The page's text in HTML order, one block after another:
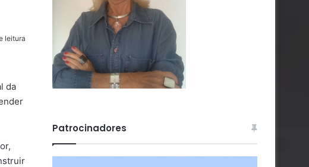
leitura
da
Patrocinadores